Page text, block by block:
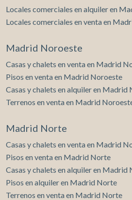
Locales comerciales en alquiler en
Locales comerciales en venta en
Madrid Noroeste
Casas y chalets en venta en Madrid
Pisos en venta en Madrid Noroeste
Casas y chalets en alquiler en Madrid
Terrenos en venta en Madrid
Madrid Norte
Casas y chalets en venta en Madrid
Pisos en venta en Madrid Norte
Casas y chalets en alquiler en Madrid
Pisos en alquiler en Madrid Norte
Terrenos en venta en Madrid Norte